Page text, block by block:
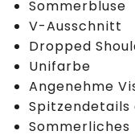
Sommerbluse
V-Ausschnitt
Dropped
Unifarbe
Angenehme
Spitzendetails
Sommerliches